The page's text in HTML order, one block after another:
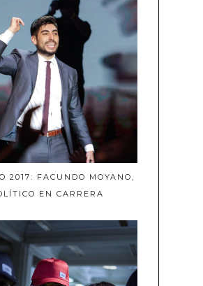
2017: FACUNDO MOYANO,
EN CARRERA